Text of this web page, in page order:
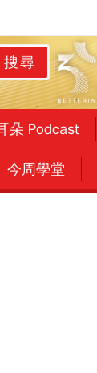
搜尋
朵 Podcast
今周學堂